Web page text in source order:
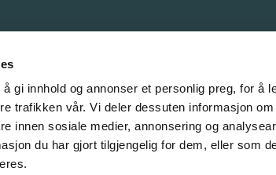
gi innhold og annonser et personlig preg, for å
trafikken vår. Vi deler dessuten informasjon
innen sosiale medier, annonsering og
du har gjort tilgjengelig for dem, eller som
samarbeidspartnere